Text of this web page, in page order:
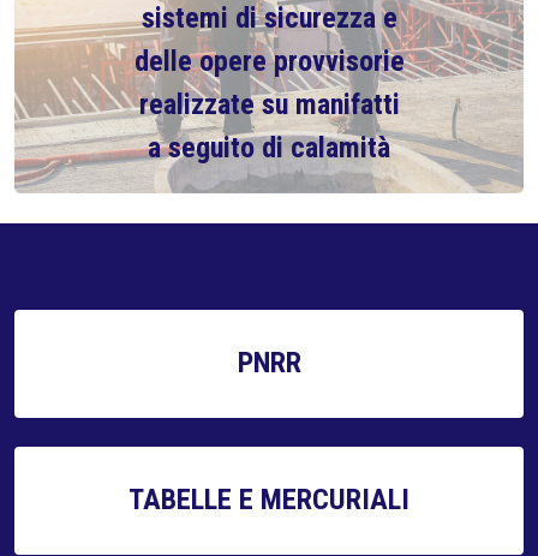
sistemi di sicurezza e
delle opere provvisorie
realizzate su manifatti
a seguito di calamità
PNRR
TABELLE E MERCURIALI